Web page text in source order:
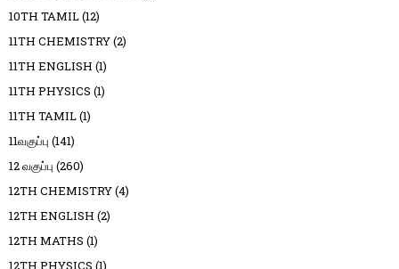
10TH TAMIL(12)
11TH CHEMISTRY(2)
11TH ENGLISH (1)
11TH PHYSICS (1)
11TH TAMIL(1)
11வகுப்பு (141)
12 வகுப்பு (260)
12TH CHEMISTRY(4)
12TH ENGLISH (2)
12TH MATHS (1)
12TH PHYSICS (1)